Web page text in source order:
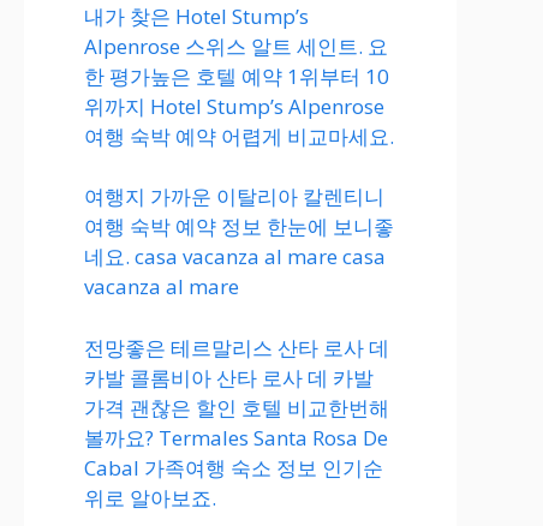
내가 찾은 Hotel Stump’s
Alpenrose 스위스 알트 세인트. 요
한 평가높은 호텔 예약 1위부터 10
위까지 Hotel Stump’s Alpenrose
여행 숙박 예약 어렵게 비교마세요.
여행지 가까운 이탈리아 칼렌티니
여행 숙박 예약 정보 한눈에 보니좋
네요. casa vacanza al mare casa
vacanza al mare
전망좋은 테르말리스 산타 로사 데
카발 콜롬비아 산타 로사 데 카발
가격 괜찮은 할인 호텔 비교한번해
볼까요? Termales Santa Rosa De
Cabal 가족여행 숙소 정보 인기순
위로 알아보죠.